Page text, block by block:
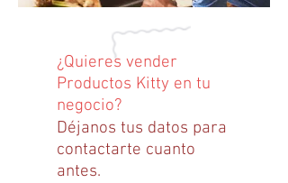
¿Quieres vender
Productos Kitty en tu
negocio?
Déjanos tus datos para
contactarte cuanto
antes.